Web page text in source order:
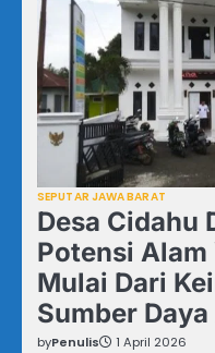
SEPUTAR JAWA BARAT
Desa Cidahu
Potensi Alam
Mulai Dari
Sumber
byPenulis 1 April 2026